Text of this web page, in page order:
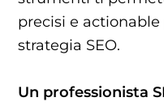
precisi e
strategia SEO.
Un professionista